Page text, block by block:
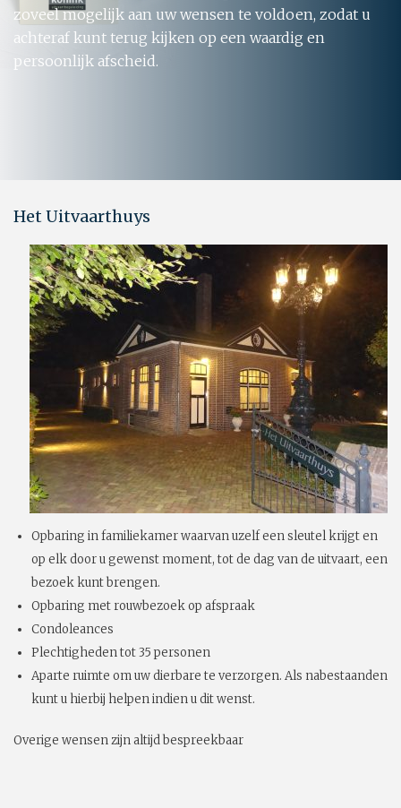
zoveel mogelijk aan uw wensen te voldoen, zodat u
achteraf kunt terug kijken op een waardig en
persoonlijk afscheid.
Het Uitvaarthuys
Opbaring in familiekamer waarvan uzelf een sleutel krijgt en
op elk door u gewenst moment, tot de dag van de uitvaart, een
bezoek kunt brengen.
Opbaring met rouwbezoek op afspraak
Condoleances
Plechtigheden tot 35 personen
Aparte ruimte om uw dierbare te verzorgen. Als nabestaanden
kunt u hierbij helpen indien u dit wenst.
Overige wensen zijn altijd bespreekbaar